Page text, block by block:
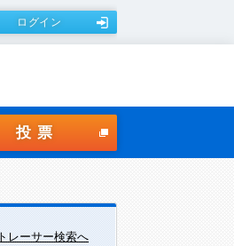
ログイン
投票
レーサー検索へ